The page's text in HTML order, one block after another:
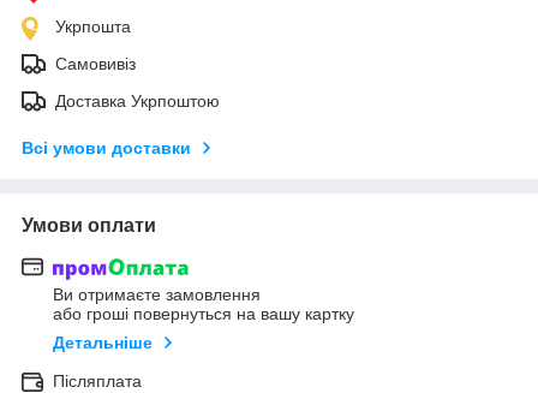
Укрпошта
Самовивіз
Доставка Укрпоштою
Всі умови доставки
Умови оплати
Ви отримаєте замовлення
або гроші повернуться на вашу картку
Детальніше
Післяплата